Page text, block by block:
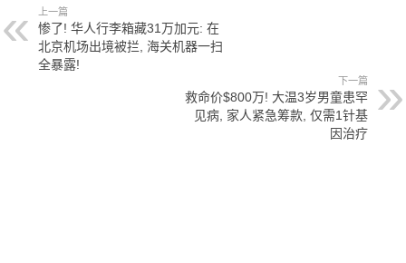
上一篇
惨了! 华人行李箱藏31万加元: 在
北京机场出境被拦, 海关机器一扫
全暴露!
下一篇
救命价$800万! 大温3岁男童患罕
见病, 家人紧急筹款, 仅需1针基
因治疗